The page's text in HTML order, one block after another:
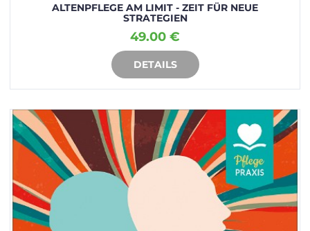
ALTENPFLEGE AM LIMIT - ZEIT FÜR NEUE
STRATEGIEN
49.00 €
DETAILS
IN DEN WARENKORB